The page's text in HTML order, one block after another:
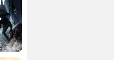
Les Matins merveilleux Bande-annonce VF